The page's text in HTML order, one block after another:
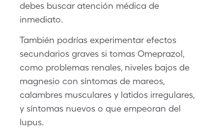
debes buscar atención médica de
inmediato.
También podrías experimentar efectos
secundarios graves si tomas Omeprazol,
como problemas renales, niveles bajos de
magnesio con síntomas de mareos,
calambres musculares y latidos irregulares,
y síntomas nuevos o que empeoran del
lupus.